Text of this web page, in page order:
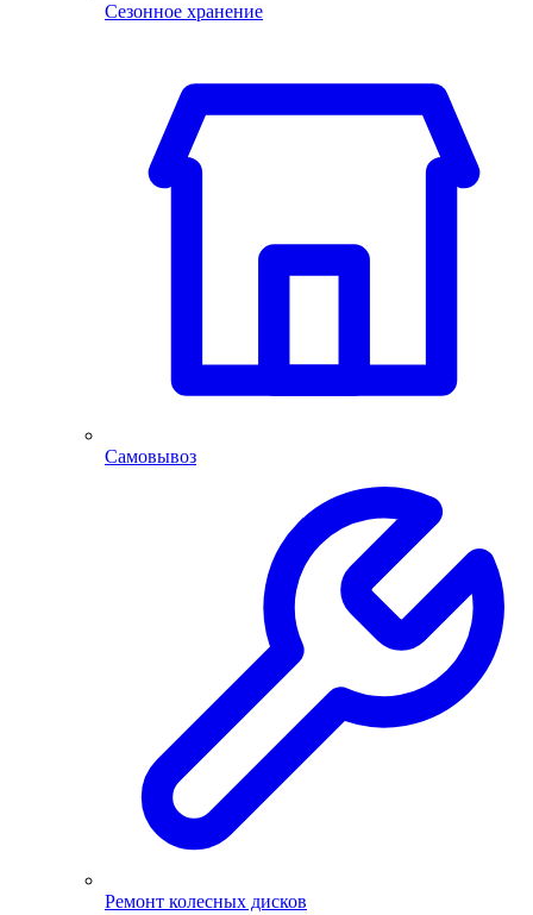
Сезонное хранение
Самовывоз
Ремонт колесных дисков